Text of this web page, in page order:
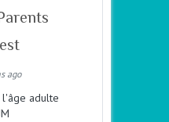
ago
adulte